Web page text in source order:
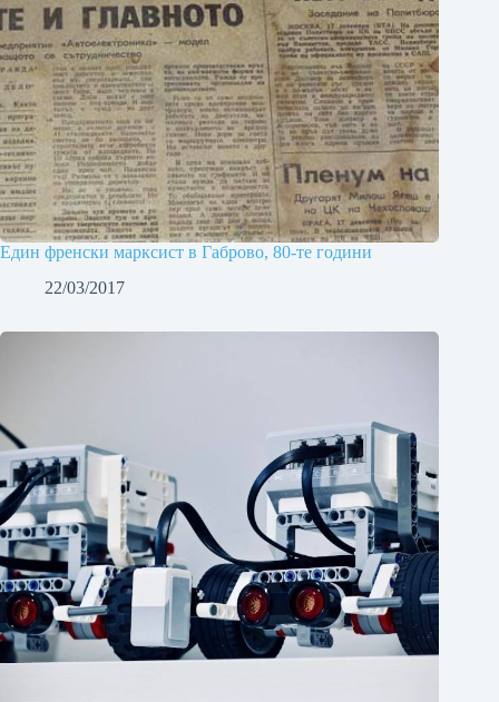
Един френски марксист в Габрово, 80-те години
22/03/2017